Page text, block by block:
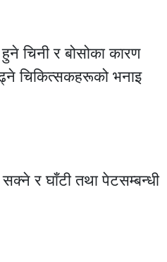
चिनी र बोसोका कारण
चिकित्सकहरूको भनाइ
र घाँटी तथा पेटसम्बन्धी